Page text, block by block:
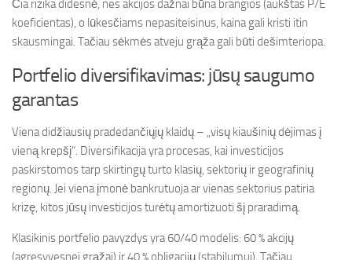
Čia rizika didesnė, nes akcijos dažnai būna brangios (aukštas P/E
koeficientas), o lūkesčiams nepasiteisinus, kaina gali kristi itin
skausmingai. Tačiau sėkmės atveju grąža gali būti dešimteriopa.
Portfelio diversifikavimas: jūsų saugumo
garantas
Viena didžiausių pradedančiųjų klaidų – „visų kiaušinių dėjimas į
vieną krepšį“. Diversifikacija yra procesas, kai investicijos
paskirstomos tarp skirtingų turto klasių, sektorių ir geografinių
regionų. Jei viena įmonė bankrutuoja ar vienas sektorius patiria
krizę, kitos jūsų investicijos turėtų amortizuoti šį praradimą.
Klasikinis portfelio pavyzdys yra 60/40 modelis: 60 % akcijų
(agresyvesnei grąžai) ir 40 % obligacijų (stabilumui). Tačiau